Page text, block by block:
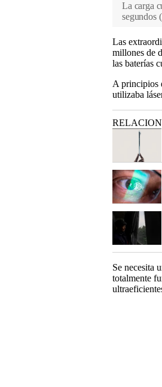
La carga
segundos (
Las
millones de
las baterías
A principios
utilizaba
Se necesita
totalmente